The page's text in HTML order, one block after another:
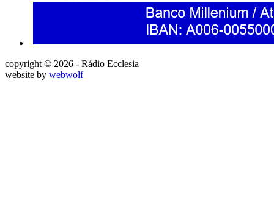
copyright © 2026 - Rádio Ecclesia
website by webwolf